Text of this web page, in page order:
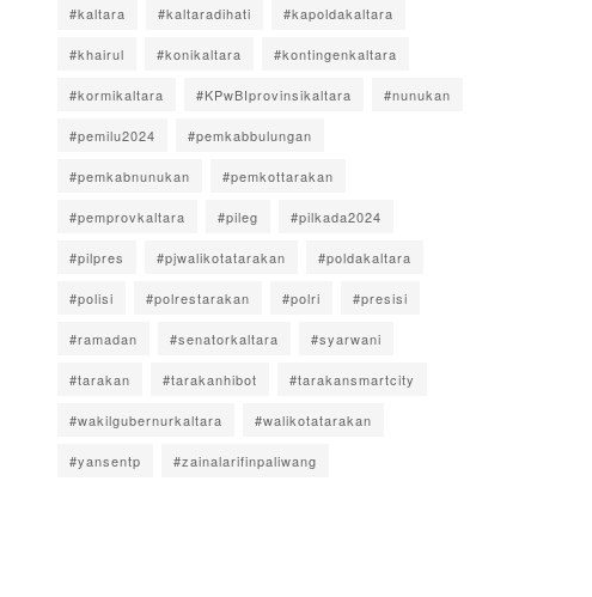
#kaltara #kaltaradihati #kapoldakaltara
#khairul #konikaltara #kontingenkaltara
#kormikaltara #KPwBIprovinsikaltara #nunukan
#pemilu2024 #pemkabbulungan
#pemkabnunukan #pemkottarakan
#pemprovkaltara #pileg #pilkada2024
#pilpres #pjwalikotatarakan #poldakaltara
#polisi #polrestarakan #polri #presisi
#ramadan #senatorkaltara #syarwani
#tarakan #tarakanhibot #tarakansmartcity
#wakilgubernurkaltara #walikotatarakan
#yansentp #zainalarifinpaliwang